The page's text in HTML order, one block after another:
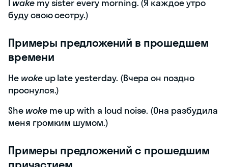
I wakemy sister every morning. (Я каждое утро
буду свою сестру.)
Примеры предложений в прошедшем
времени
He wokeup late yesterday. (Вчера он поздно
проснулся.)
She wokeme up with a loud noise. (Она разбудила
меня громким шумом.)
Примеры предложений с прошедшим